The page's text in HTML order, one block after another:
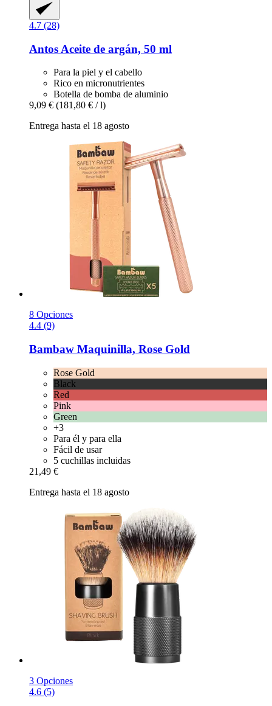
4.7 (28)
Antos Aceite de argán, 50 ml
Para la piel y el cabello
Rico en micronutrientes
Botella de bomba de aluminio
9,09 € (181,80 € / l)
Entrega hasta el 18 agosto
8 Opciones
4.4 (9)
Bambaw Maquinilla, Rose Gold
Rose Gold
Black
Red
Pink
Green
+3
Para él y para ella
Fácil de usar
5 cuchillas incluidas
21,49 €
Entrega hasta el 18 agosto
3 Opciones
4.6 (5)